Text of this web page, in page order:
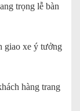
trọng lễ bàn
giao xe ý tưởng
hàng trang